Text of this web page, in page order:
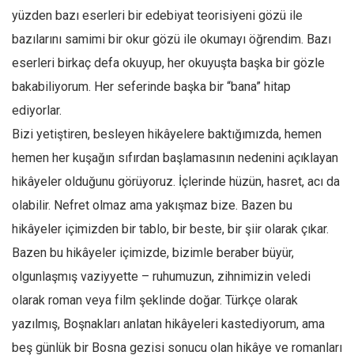
Abir E. Nahas
Amina S. Jenenkovic
Bağdagül Öz
Esra Elönü
» Yazar arşivi
Bu Sayı
Kategoriler
Kültür Sanat
Kitap
Karisi kitap sualleri
7 soruda bu hafta
Ekonomi
yüzden bazı eserleri bir edebiyat teorisiyeni gözü ile
bazılarını samimi bir okur gözü ile okumayı öğrendim. Bazı
eserleri birkaç defa okuyup, her okuyuşta başka bir gözle
bakabiliyorum. Her seferinde başka bir “bana” hitap
ediyorlar.
Bizi yetiştiren, besleyen hikâyelere baktığımızda, hemen
hemen her kuşağın sıfırdan başlamasının nedenini açıklayan
hikâyeler olduğunu görüyoruz. İçlerinde hüzün, hasret, acı da
olabilir. Nefret olmaz ama yakışmaz bize. Bazen bu
hikâyeler içimizden bir tablo, bir beste, bir şiir olarak çıkar.
Bazen bu hikâyeler içimizde, bizimle beraber büyür,
olgunlaşmış vaziyyette – ruhumuzun, zihnimizin veledi
olarak roman veya film şeklinde doğar. Türkçe olarak
yazılmış, Boşnakları anlatan hikâyeleri kastediyorum, ama
beş günlük bir Bosna gezisi sonucu olan hikâye ve romanları